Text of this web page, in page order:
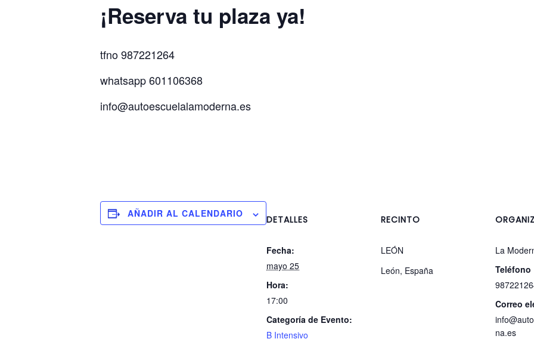
¡Reserva tu plaza ya!
tfno 987221264
whatsapp 601106368
info@autoescuelalamoderna.es
AÑADIR AL CALENDARIO
DETALLES
Fecha:
mayo 25
Hora:
17:00
Categoría de Evento:
B Intensivo
RECINTO
LEÓN
León, España
La
Teléfono
Correo
na.es